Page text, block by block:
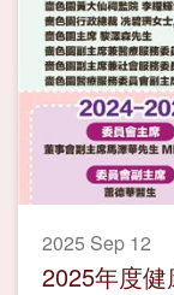
2025 Sep 12
2025年度健